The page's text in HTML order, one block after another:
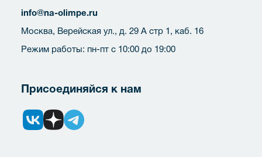
info@na-olimpe.ru
Москва, Верейская ул., д. 29 А стр 1, каб. 16
Режим работы: пн-пт с 10:00 до 19:00
Присоединяйся к нам